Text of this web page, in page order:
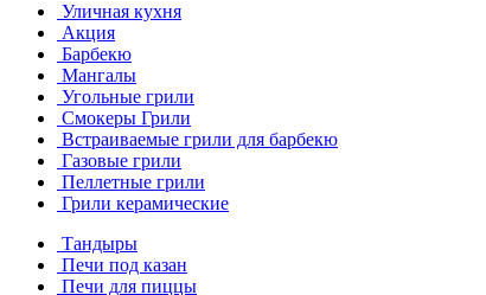
Уличная кухня
Акция
Барбекю
Мангалы
Угольные грили
Смокеры Грили
Встраиваемые грили для барбекю
Газовые грили
Пеллетные грили
Грили керамические
Тандыры
Печи под казан
Печи для пиццы